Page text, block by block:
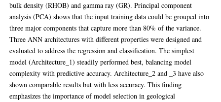
bulk density (RHOB) and gamma ray (GR). Principal component
analysis (PCA) shows that the input training data could be grouped into
three major components that capture more than 80% of the variance.
Three ANN architectures with different properties were designed and
evaluated to address the regression and classification. The simplest
model (Architecture_1) steadily performed best, balancing model
complexity with predictive accuracy. Architecture_2 and _3 have also
shown comparable results but with less accuracy. This finding
emphasizes the importance of model selection in geological